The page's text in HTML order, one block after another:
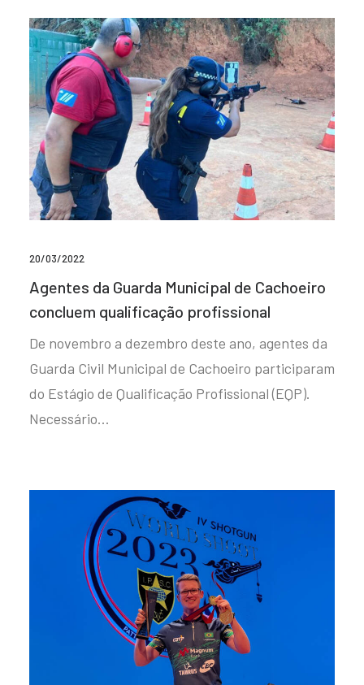
20/03/2022
Agentes da Guarda Municipal de Cachoeiro
concluem qualificação profissional
De novembro a dezembro deste ano, agentes da
Guarda Civil Municipal de Cachoeiro participaram
do Estágio de Qualificação Profissional (EQP).
Necessário…